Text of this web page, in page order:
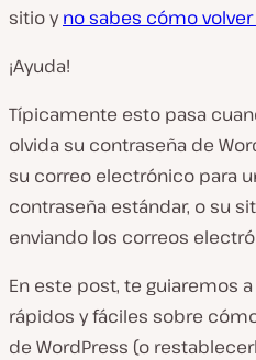
sitio yno sabes cómo volver
¡Ayuda!
Típicamente esto pasa
olvida su contraseña de
su correo electrónico para
contraseña estándar, o su
enviando los correos
En este post, te guiaremos
rápidos y fáciles sobre
de WordPress (o